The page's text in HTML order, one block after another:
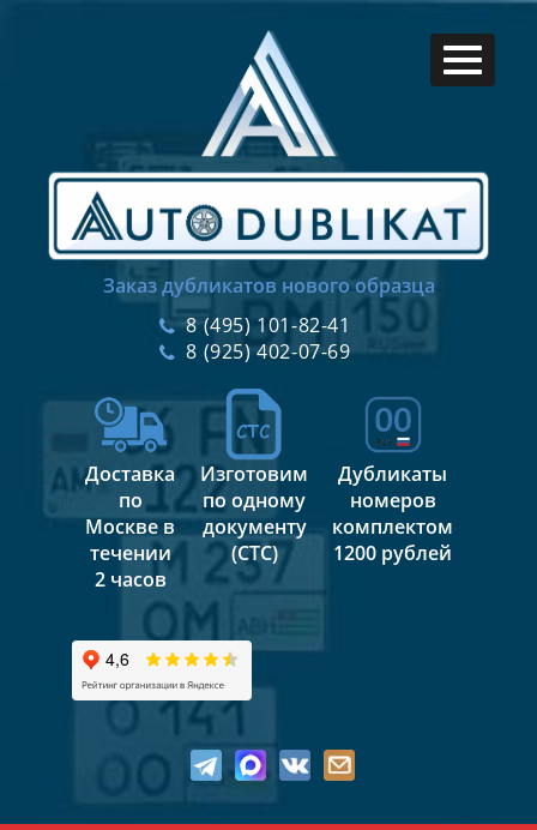
Заказ дубликатов нового образца
8 (495) 101-82-41
8 (925) 402-07-69
Доставка
по
Москве в
течении
2 часов
Изготовим
по одному
документу
(СТС)
Дубликаты
номеров
комплектом
1200 рублей